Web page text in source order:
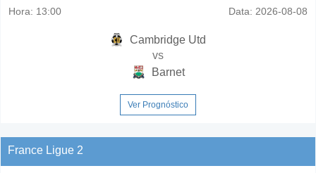
Hora: 13:00 Data: 2026-08-08
Cambridge Utd
vs
Barnet
Ver Prognóstico
France Ligue 2